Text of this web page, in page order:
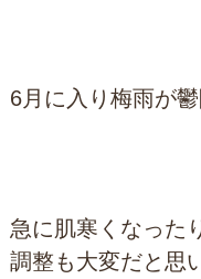
6月に入り梅雨が
急に肌寒くなった
調整も大変だと思